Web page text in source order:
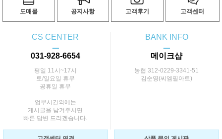
도매몰 공지사항 고객후기 고객센터
CS CENTER
ㅡ
031-928-6654
평일 11시~17시
토/일요일 휴무
공휴일 휴무
업무시간외에는
게시글을 남겨주시면
빠른 답변 드리겠습니다.
BANK INFO
ㅡ
메이크샵
농협 312-0229-3341-51
김순영(씨엠필아트)